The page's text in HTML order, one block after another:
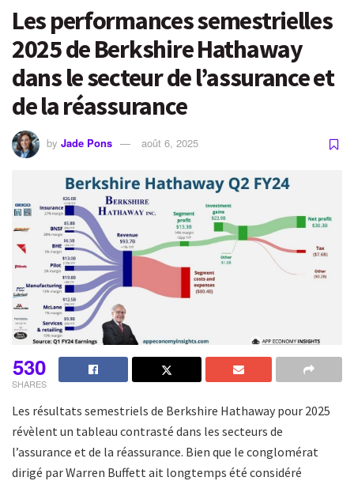
Les performances semestrielles
2025 de Berkshire Hathaway
dans le secteur de l’assurance et
de la réassurance
by Jade Pons août 6, 2025
530
SHARES
Les résultats semestriels de Berkshire Hathaway pour 2025
révèlent un tableau contrasté dans les secteurs de
l’assurance et de la réassurance. Bien que le conglomérat
dirigé par Warren Buffett ait longtemps été considéré